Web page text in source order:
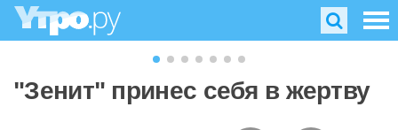
"Зенит" принес себя в жертву